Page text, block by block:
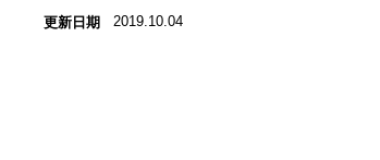
更新日期 2019.10.04